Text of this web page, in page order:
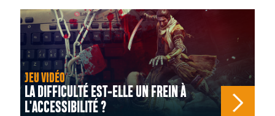
JEU VIDÉO
LA DIFFICULTÉ EST-ELLE UN FREIN À
L'ACCESSIBILITÉ ?